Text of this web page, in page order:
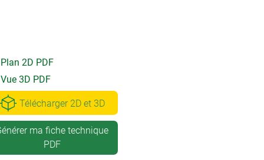
Plan 2D PDF
Vue 3D PDF
Télécharger 2D et 3D
ma fiche technique
PDF